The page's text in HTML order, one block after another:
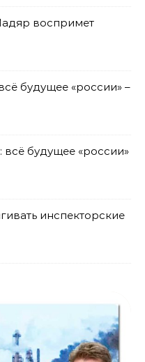
воспримет
будущее «россии» –
всё будущее «россии»
инспекторские